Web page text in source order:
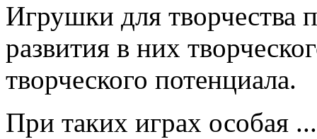
Игрушки для творчества
развития в них
творческого потенциала.
При таких играх особая ...